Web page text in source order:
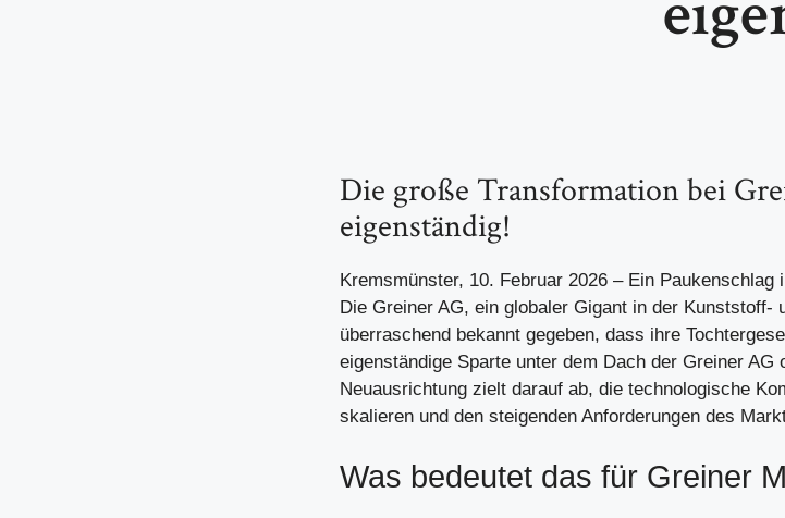
Die große Transformation bei
eigenständig!
Kremsmünster, 10. Februar 2026 – Ein
Die Greiner AG, ein globaler Gigant in der Kunststoff-
überraschend bekannt gegeben, dass ihre
eigenständige Sparte unter dem Dach der Greiner
Neuausrichtung zielt darauf ab, die technologische
skalieren und den steigenden Anforderungen des
Was bedeutet das für Greiner